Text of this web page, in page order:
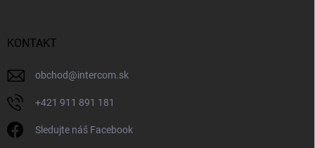
KONTAKT
obchod@intercom.sk
+421 911 891 181
Sledujte náš Facebook